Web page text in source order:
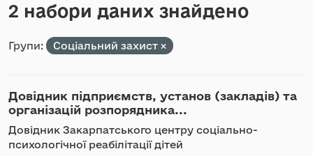
2 набори даних знайдено
Групи: Соціальний захист
Довідник підприємств, установ (закладів) та
організацій розпорядника...
Довідник Закарпатського центру соціально-
психологічної реабілітації дітей